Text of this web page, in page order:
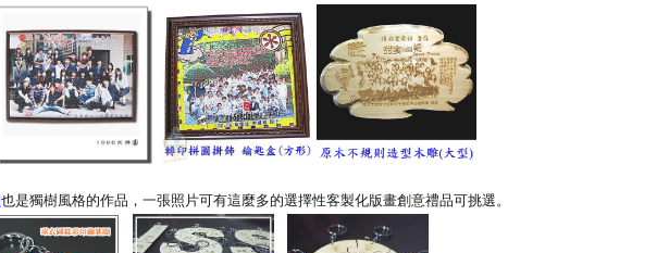
也是獨樹風格的作品，一張照片可有這麼多的選擇性客製化版畫創意禮品可挑選。